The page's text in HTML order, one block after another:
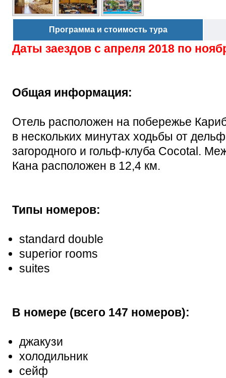
Программа и стоимость тура
Даты заездов с апреля 2018 по
Общая информация:
Отель расположен на побережье
в нескольких минутах ходьбы от
загородного и гольф-клуба Cocotal.
Кана расположен в 12,4 км.
Типы номеров:
standard double
superior rooms
suites
В номере (всего 147 номеров):
джакузи
холодильник
сейф